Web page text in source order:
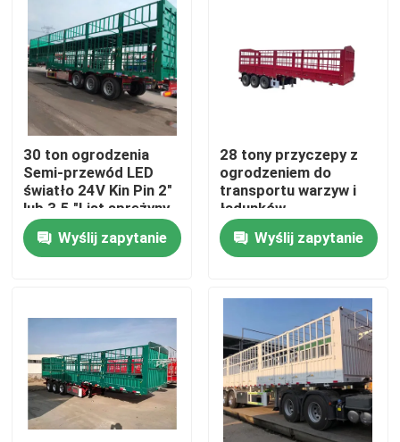
Filmy
O nas
Wycieczka po fabryce
Kontrola jakości
Skontaktuj się z nami
Poprosić o wycenę
Stosowane ciężarówki do zrzucania odpadów
Używane Wywrotki
30 ton ogrodzenia
Semi-przewód LED
światło 24V Kin Pin 2"
lub 3.5 "List sprężyny
90mm*13mm*10
warstwyWyślij zapytanie
28 tony przyczepy z
ogrodzeniem do
transportu warzyw i
ładunków
Wyślij zapytanie